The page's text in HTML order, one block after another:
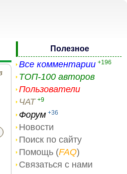
Полезное
Все комментарии +196
ТОП-100 авторов
Пользователи
ЧАТ +9
Форум +36
Новости
Поиск по сайту
Помощь (FAQ)
Связаться с нами